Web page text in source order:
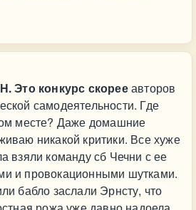
Это конкурс скорееавторов
самодеятельности. Где
месте? Даже домашние
никакой критики. Все хуже
взяли команду сб Чечни с ее
и провокационными шутками.
бабло заслали Эрнсту, что